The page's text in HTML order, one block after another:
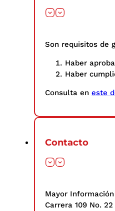
Son requisitos de
Haber
Haber
Consulta en este
Contacto
Mayor
Carrera 109 No.